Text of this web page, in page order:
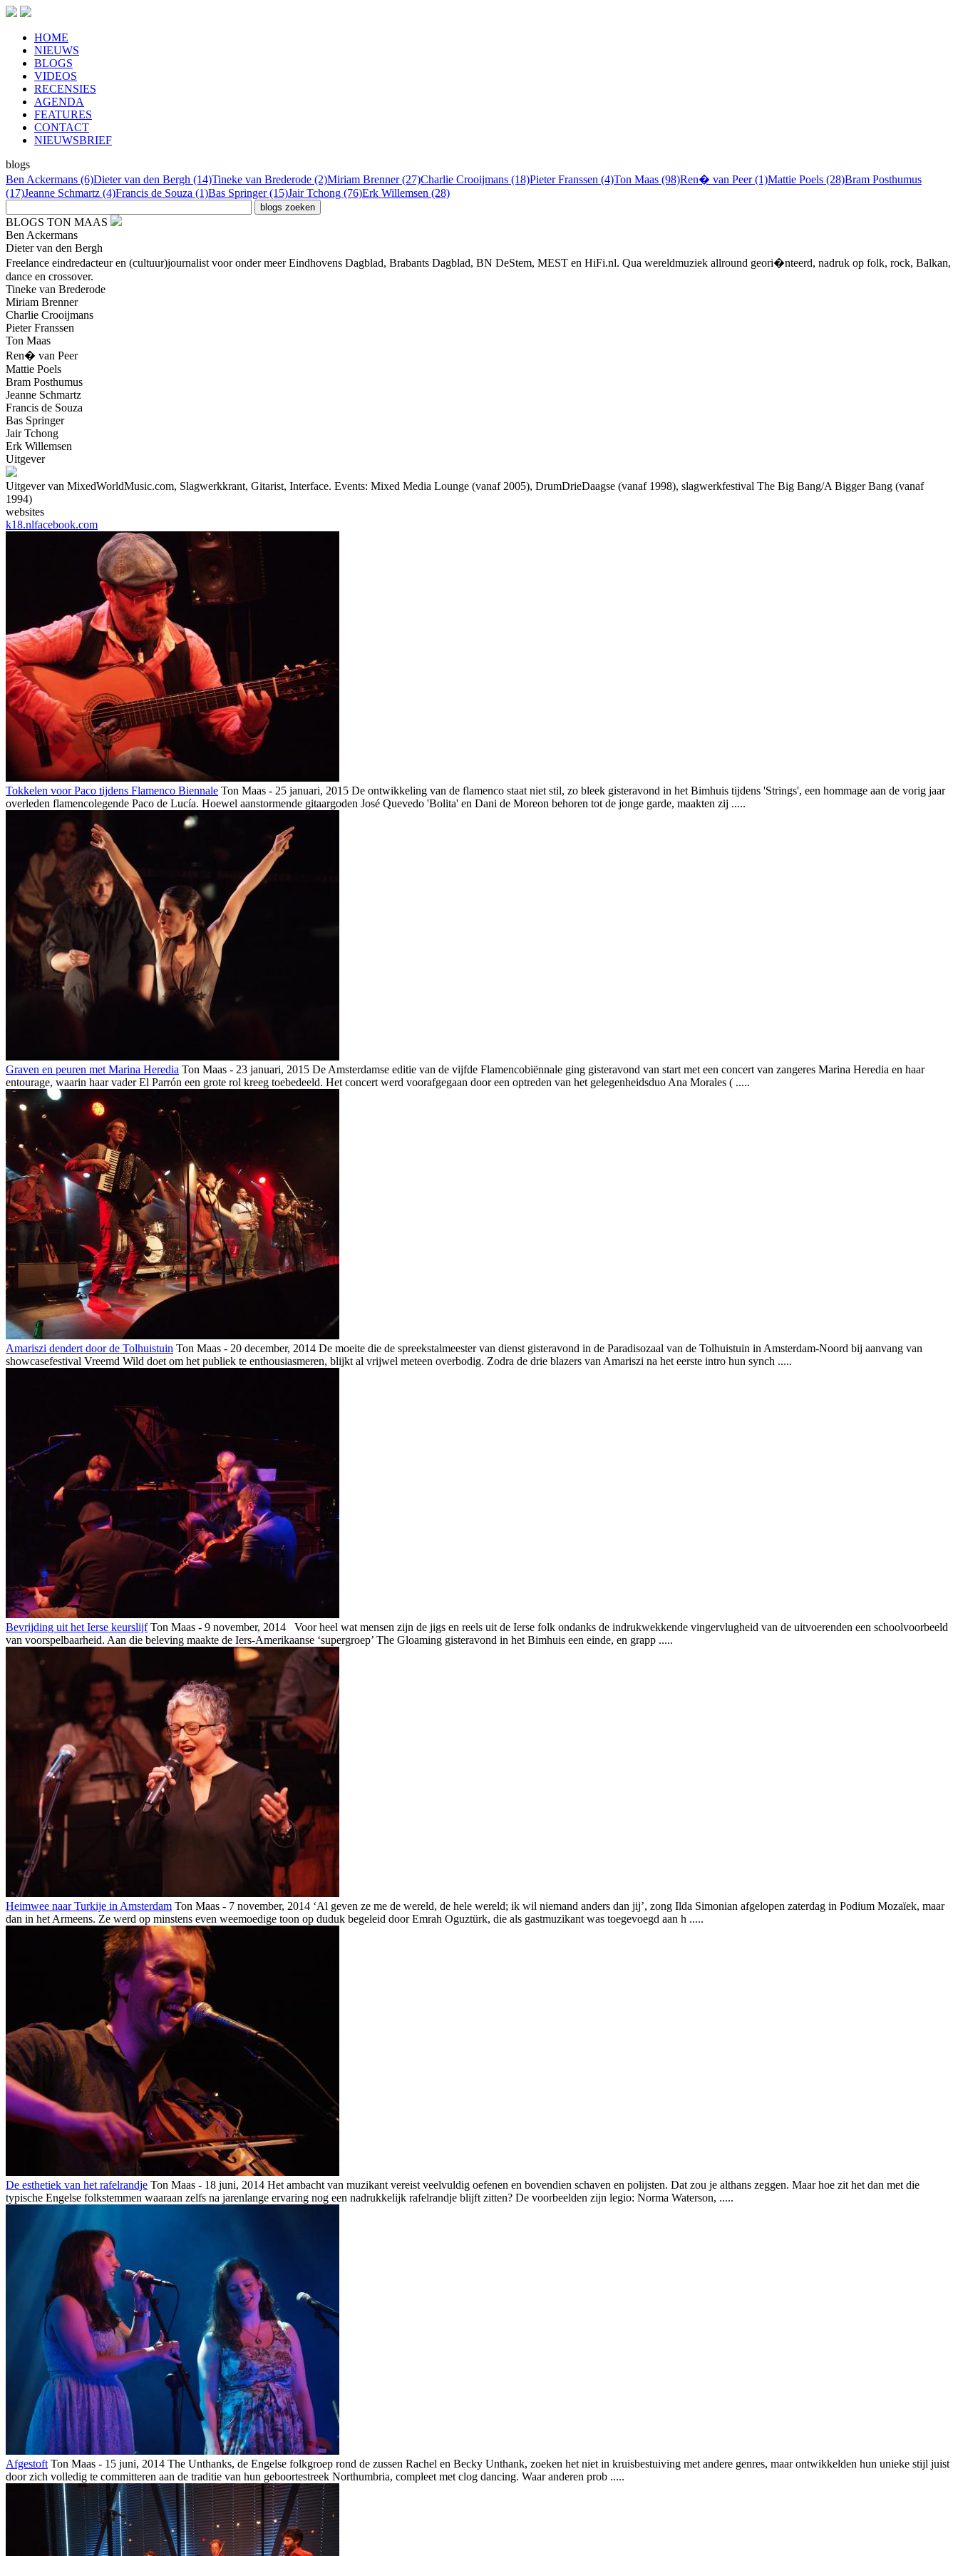
HOME
NIEUWS
BLOGS
VIDEOS
RECENSIES
AGENDA
FEATURES
CONTACT
NIEUWSBRIEF
blogs
Ben Ackermans (6)Dieter van den Bergh (14)Tineke van Brederode (2)Miriam Brenner (27)Charlie Crooijmans (18)Pieter Franssen (4)Ton Maas (98)Ren� van Peer (1)Mattie Poels (28)Bram Posthumus
(17)Jeanne Schmartz (4)Francis de Souza (1)Bas Springer (15)Jair Tchong (76)Erk Willemsen (28)
BLOGS TON MAAS
Ben Ackermans
Dieter van den Bergh
Freelance eindredacteur en (cultuur)journalist voor onder meer Eindhovens Dagblad, Brabants Dagblad, BN DeStem, MEST en HiFi.nl. Qua wereldmuziek allround geori�nteerd, nadruk op folk, rock, Balkan,
dance en crossover.
Tineke van Brederode
Miriam Brenner
Charlie Crooijmans
Pieter Franssen
Ton Maas
Ren� van Peer
Mattie Poels
Bram Posthumus
Jeanne Schmartz
Francis de Souza
Bas Springer
Jair Tchong
Erk Willemsen
Uitgever
Uitgever van MixedWorldMusic.com, Slagwerkkrant, Gitarist, Interface. Events: Mixed Media Lounge (vanaf 2005), DrumDrieDaagse (vanaf 1998), slagwerkfestival The Big Bang/A Bigger Bang (vanaf
1994)
websites
k18.nlfacebook.com
Tokkelen voor Paco tijdens Flamenco Biennale Ton Maas - 25 januari, 2015 De ontwikkeling van de flamenco staat niet stil, zo bleek gisteravond in het Bimhuis tijdens 'Strings', een hommage aan de vorig jaar
overleden flamencolegende Paco de Lucía. Hoewel aanstormende gitaargoden José Quevedo 'Bolita' en Dani de Moreon behoren tot de jonge garde, maakten zij .....
Graven en peuren met Marina Heredia Ton Maas - 23 januari, 2015 De Amsterdamse editie van de vijfde Flamencobiënnale ging gisteravond van start met een concert van zangeres Marina Heredia en haar
entourage, waarin haar vader El Parrón een grote rol kreeg toebedeeld. Het concert werd voorafgegaan door een optreden van het gelegenheidsduo Ana Morales ( .....
Amariszi dendert door de Tolhuistuin Ton Maas - 20 december, 2014 De moeite die de spreekstalmeester van dienst gisteravond in de Paradisozaal van de Tolhuistuin in Amsterdam-Noord bij aanvang van
showcasefestival Vreemd Wild doet om het publiek te enthousiasmeren, blijkt al vrijwel meteen overbodig. Zodra de drie blazers van Amariszi na het eerste intro hun synch .....
Bevrijding uit het Ierse keurslijf Ton Maas - 9 november, 2014 Voor heel wat mensen zijn de jigs en reels uit de Ierse folk ondanks de indrukwekkende vingervlugheid van de uitvoerenden een schoolvoorbeeld
van voorspelbaarheid. Aan die beleving maakte de Iers-Amerikaanse ‘supergroep’ The Gloaming gisteravond in het Bimhuis een einde, en grapp .....
Heimwee naar Turkije in Amsterdam Ton Maas - 7 november, 2014 ‘Al geven ze me de wereld, de hele wereld; ik wil niemand anders dan jij’, zong Ilda Simonian afgelopen zaterdag in Podium Mozaïek, maar
dan in het Armeens. Ze werd op minstens even weemoedige toon op duduk begeleid door Emrah Oguztürk, die als gastmuzikant was toegevoegd aan h .....
De esthetiek van het rafelrandje Ton Maas - 18 juni, 2014 Het ambacht van muzikant vereist veelvuldig oefenen en bovendien schaven en polijsten. Dat zou je althans zeggen. Maar hoe zit het dan met die
typische Engelse folkstemmen waaraan zelfs na jarenlange ervaring nog een nadrukkelijk rafelrandje blijft zitten? De voorbeelden zijn legio: Norma Waterson, .....
Afgestoft Ton Maas - 15 juni, 2014 The Unthanks, de Engelse folkgroep rond de zussen Rachel en Becky Unthank, zoeken het niet in kruisbestuiving met andere genres, maar ontwikkelden hun unieke stijl juist
door zich volledig te committeren aan de traditie van hun geboortestreek Northumbria, compleet met clog dancing. Waar anderen prob .....